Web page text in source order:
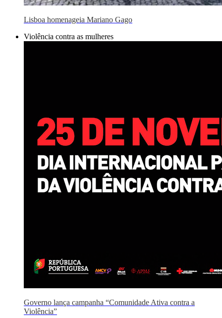
Lisboa homenageia Mariano Gago
Violência contra as mulheres
Governo lança campanha “Comunidade Ativa contra a
Violência”